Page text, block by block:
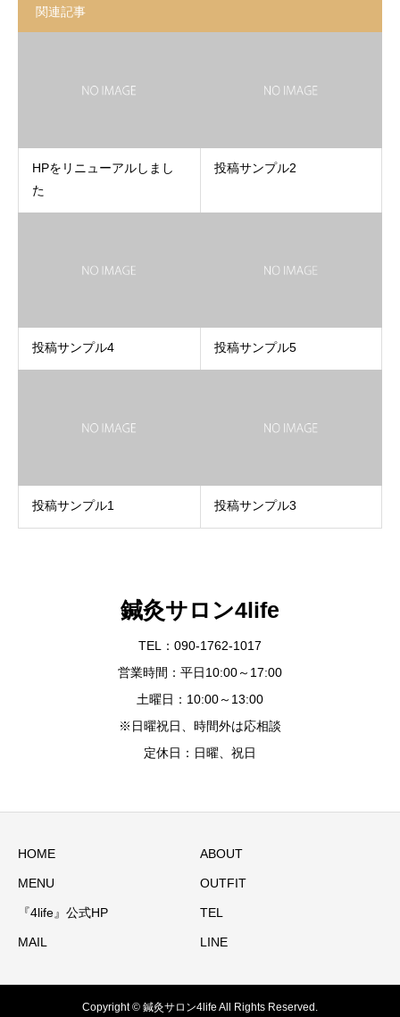
関連記事
HPをリニューアルしまし
た
投稿サンプル2
投稿サンプル4 投稿サンプル5
投稿サンプル1 投稿サンプル3
鍼灸サロン4life
TEL：090-1762-1017
営業時間：平日10:00～17:00
土曜日：10:00～13:00
※日曜祝日、時間外は応相談
定休日：日曜、祝日
HOME ABOUT
MENU OUTFIT
『4life』公式HP TEL
MAIL LINE
Copyright © 鍼灸サロン4life All Rights Reserved.